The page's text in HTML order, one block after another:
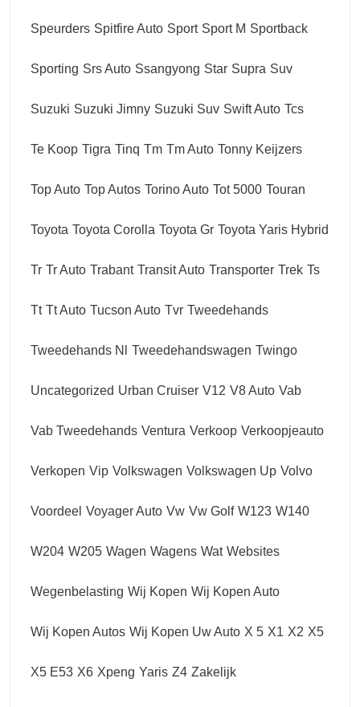
Speurders Spitfire Auto Sport Sport M Sportback
Sporting Srs Auto Ssangyong Star Supra Suv
Suzuki Suzuki Jimny Suzuki Suv Swift Auto Tcs
Te Koop Tigra Tinq Tm Tm Auto Tonny Keijzers
Top Auto Top Autos Torino Auto Tot 5000 Touran
Toyota Toyota Corolla Toyota Gr Toyota Yaris Hybrid
Tr Tr Auto Trabant Transit Auto Transporter Trek Ts
Tt Tt Auto Tucson Auto Tvr Tweedehands
Tweedehands Nl Tweedehandswagen Twingo
Uncategorized Urban Cruiser V12 V8 Auto Vab
Vab Tweedehands Ventura Verkoop Verkoopjeauto
Verkopen Vip Volkswagen Volkswagen Up Volvo
Voordeel Voyager Auto Vw Vw Golf W123 W140
W204 W205 Wagen Wagens Wat Websites
Wegenbelasting Wij Kopen Wij Kopen Auto
Wij Kopen Autos Wij Kopen Uw Auto X 5 X1 X2 X5
X5 E53 X6 Xpeng Yaris Z4 Zakelijk